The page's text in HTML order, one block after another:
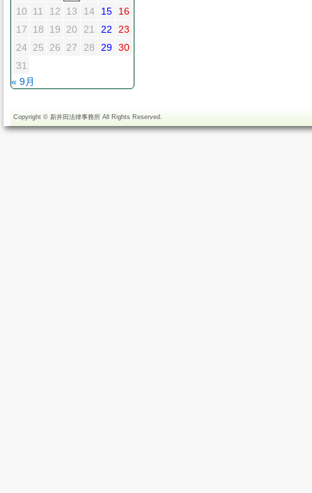
10
11 12 13 14 15
16
17
18 19 20 21 22
23
24 25 26 27 28 29 30
31
« 9月
Copyright © 新井田法律事務所 All Rights Reserved.